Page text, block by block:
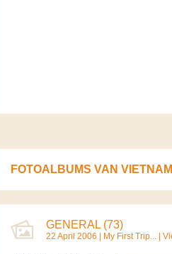
FOTOALBUMS VAN VIETNAM
GENERAL (73)
22 April 2006 | My First Trip... |